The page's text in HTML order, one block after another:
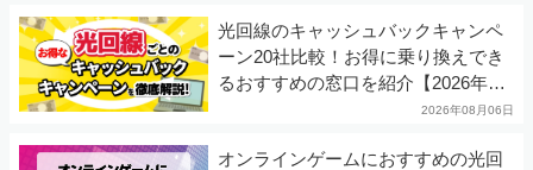
光回線のキャッシュバックキャンペ
ーン20社比較！お得に乗り換えでき
るおすすめの窓口を紹介【2026年8
2026年08月06日
オンラインゲームにおすすめの光回